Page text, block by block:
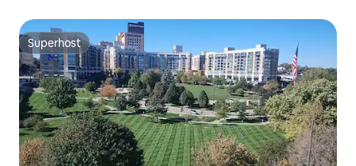
Superhost
Superhost